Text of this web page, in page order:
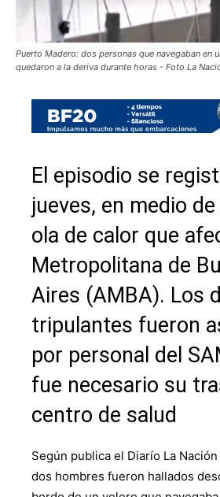
Puerto Madero: dos personas que navegaban en
quedaron a la deriva durante horas - Foto La
El episodio se
jueves, en medio
ola de calor que
Metropolitana de
Aires (AMBA). Los
tripulantes fueron
por personal del
fue necesario su
centro de salud
Según publica el Diarío La
dos hombres fueron hallados